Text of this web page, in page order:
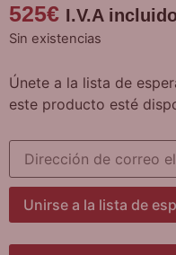
525€ I.V.A
Sin existencias
Únete a la lista de
este producto esté
Introduce
dirección
de
correo
para
a
Unirse a la lista de